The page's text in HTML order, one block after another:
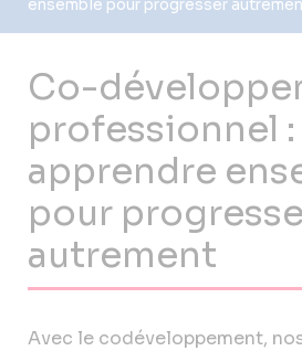
ensemble pour progresser
Co-
professionnel :
apprendre
pour
autrement
Avec le codéveloppement,